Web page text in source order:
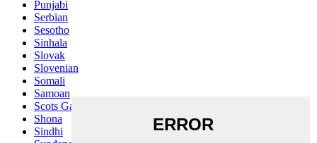
Punjabi
Serbian
Sesotho
Sinhala
Slovak
Slovenian
Somali
Samoan
Scots Gaelic
Shona
Sindhi